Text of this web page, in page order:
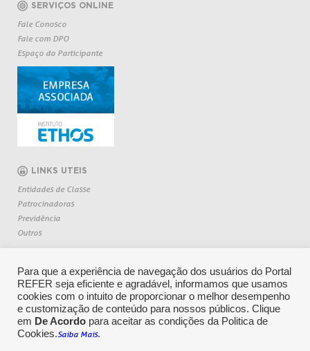
SERVIÇOS ONLINE
Fale Conosco
Fale com DPO
Espaço do Participante
LINKS UTEIS
Entidades de Classe
Patrocinadoras
Previdência
Outros
Para que a experiência de navegação dos usuários do Portal
REFER seja eficiente e agradável, informamos que usamos
cookies com o intuito de proporcionar o melhor desempenho
e customização de conteúdo para nossos públicos. Clique
em De Acordo para aceitar as condições da Politica de
Cookies.Saiba Mais.